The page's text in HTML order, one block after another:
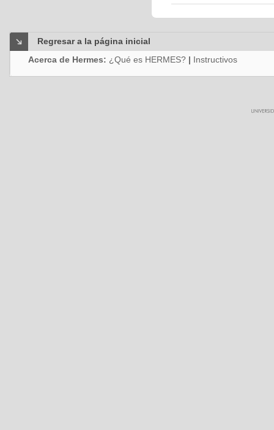
Regresar a la página inicial
Acerca de Hermes: ¿Qué es HERMES? | Instructivos